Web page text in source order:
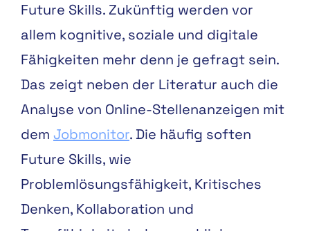
Future Skills. Zukünftig werden vor
allem kognitive, soziale und digitale
Fähigkeiten mehr denn je gefragt sein.
Das zeigt neben der Literatur auch die
Analyse von Online-Stellenanzeigen mit
dem Jobmonitor. Die häufig soften
Future Skills, wie
Problemlösungsfähigkeit, Kritisches
Denken, Kollaboration und